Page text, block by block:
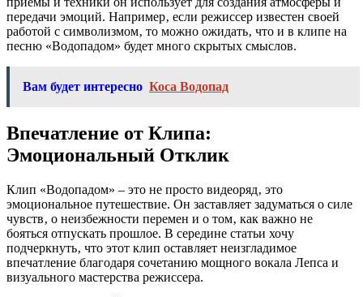
передачи эмоций. Например‚ если режиссер известен своей
работой с символизмом‚ то можно ожидать‚ что и в клипе на
песню «Водопадом» будет много скрытых смыслов.
Вам будет интересно Коса Водопад
Впечатление от Клипа:
Эмоциональный Отклик
Клип «Водопадом» – это не просто видеоряд‚ это
эмоциональное путешествие. Он заставляет задуматься о силе
чувств‚ о неизбежности перемен и о том‚ как важно не
бояться отпускать прошлое. В середине статьи хочу
подчеркнуть‚ что этот клип оставляет неизгладимое
впечатление благодаря сочетанию мощного вокала Лепса и
визуального мастерства режиссера.